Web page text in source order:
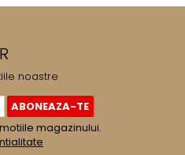
noastre
magazinului.